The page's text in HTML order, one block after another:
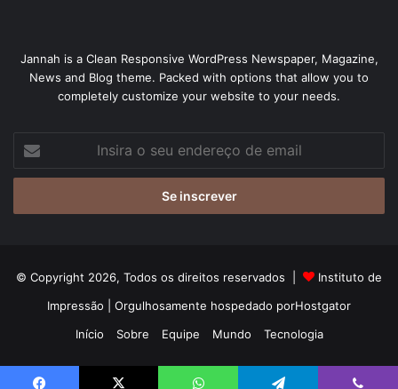
Jannah is a Clean Responsive WordPress Newspaper, Magazine,
News and Blog theme. Packed with options that allow you to
completely customize your website to your needs.
seu
de
© Copyright 2026, Todos os direitos reservados |
Instituto de
Impressão | Orgulhosamente hospedado porHostgator
Início
Sobre Equipe Mundo Tecnologia